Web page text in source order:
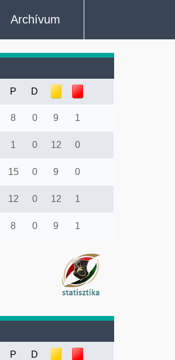
Archívum
P D
8 0 9 1
1 0 12 0
15 0 9 0
12 0 12 1
8 0 9 1
P D